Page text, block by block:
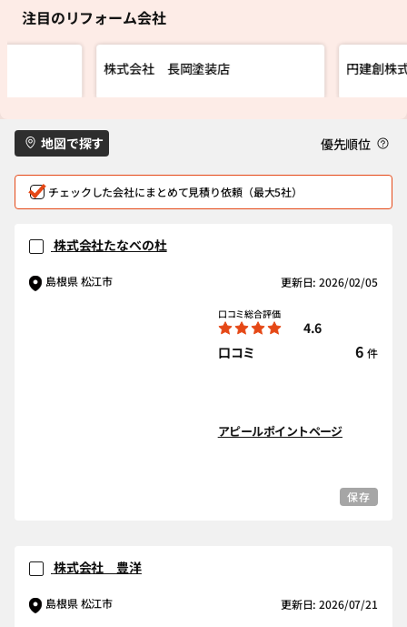
注目のリフォーム会社
株式会社 長岡塗装店 円建創株
地図で探す 優先順位
チェックした会社にまとめて見積り依頼（最大5社）
株式会社たなべの杜
島根県 松江市 更新日: 2026/02/05
口コミ総合評価
4.6
口コミ
6 件
アピールポイントページ
保存
株式会社 豊洋
島根県 松江市 更新日: 2026/07/21